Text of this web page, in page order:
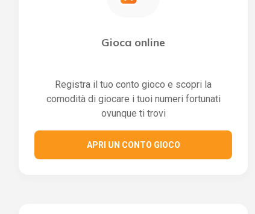
Gioca online
Registra il tuo conto gioco e scopri la
comodità di giocare i tuoi numeri fortunati
ovunque ti trovi
APRI UN CONTO GIOCO